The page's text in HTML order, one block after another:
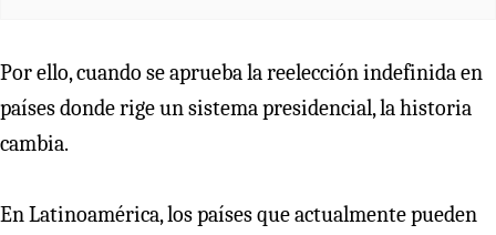
Por ello, cuando se aprueba la reelección indefinida en
países donde rige un sistema presidencial, la historia
cambia.
En Latinoamérica, los países que actualmente pueden